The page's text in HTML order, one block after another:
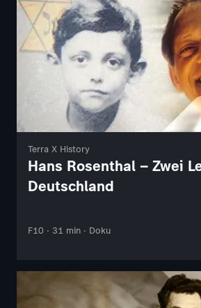
Terra X History
Hans Rosenthal – Zwei
Deutschland
F10 · 31 min · Doku